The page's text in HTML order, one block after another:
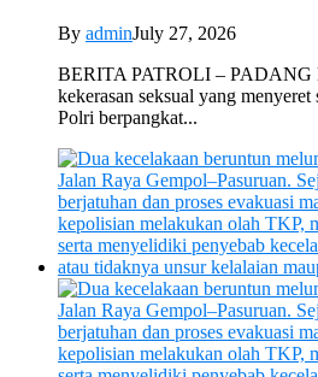
By adminJuly 27, 2026
BERITA PATROLI – PADANG
kekerasan seksual yang
Polri berpangkat...